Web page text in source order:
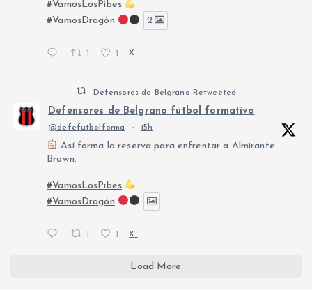
#VamosLosPibes
#VamosDragón
2
1 1 X
Defensores de Belgrano Retweeted
Defensores de Belgrano fútbol formativo
@defefutbolforma · 15h
Así forma la reserva para enfrentar a Almirante
Brown.
#VamosLosPibes
#VamosDragón
X
Load More